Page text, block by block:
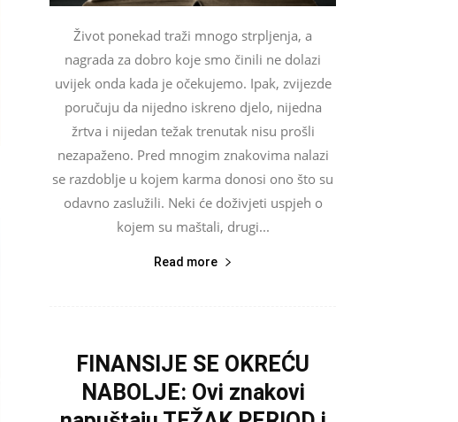
Život ponekad traži mnogo strpljenja, a
nagrada za dobro koje smo činili ne dolazi
uvijek onda kada je očekujemo. Ipak, zvijezde
poručuju da nijedno iskreno djelo, nijedna
žrtva i nijedan težak trenutak nisu prošli
nezapaženo. Pred mnogim znakovima nalazi
se razdoblje u kojem karma donosi ono što su
odavno zaslužili. Neki će doživjeti uspjeh o
kojem su maštali, drugi...
Read more
FINANSIJE SE OKREĆU
NABOLJE: Ovi znakovi